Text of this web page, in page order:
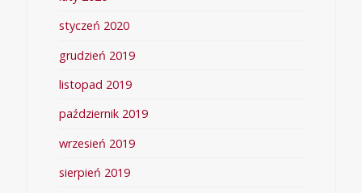
styczeń 2020
grudzień 2019
listopad 2019
październik 2019
wrzesień 2019
sierpień 2019